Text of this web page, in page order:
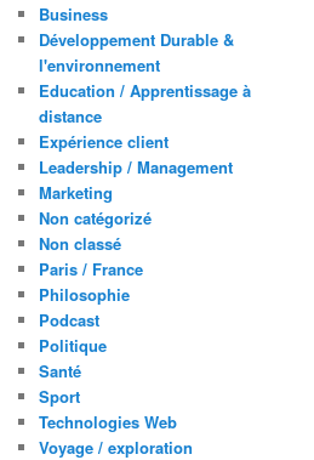
Business
Développement Durable &
l'environnement
Education / Apprentissage à
distance
Expérience client
Leadership / Management
Marketing
Non catégorizé
Non classé
Paris / France
Philosophie
Podcast
Politique
Santé
Sport
Technologies Web
Voyage / exploration